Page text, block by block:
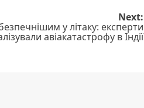
Next:
у літаку: експерти
авіакатастрофу в Індії